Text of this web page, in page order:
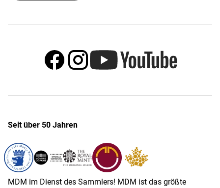
Seit über 50 Jahren
MDM im Dienst des Sammlers! MDM ist das größte